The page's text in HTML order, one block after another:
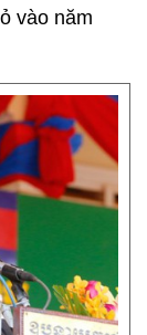
vào năm